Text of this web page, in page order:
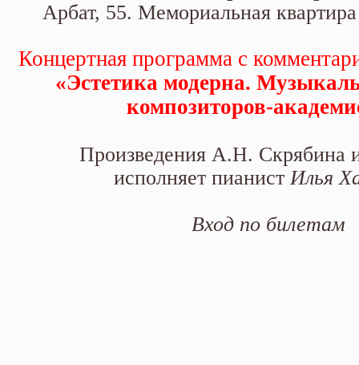
академистов».
Арбат, 55. Мемориальная
Концертная программа с
«Эстетика модерна.
композиторов-
Произведения А.Н. Скрябина
исполняет пианистИлья
Вход по билетам